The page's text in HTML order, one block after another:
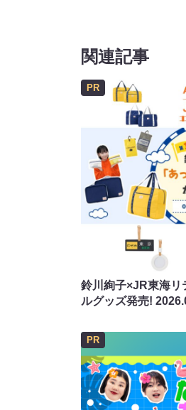
関連記事
PR
鈴川絢子×JR東海リ
ルグッズ発売!
PR